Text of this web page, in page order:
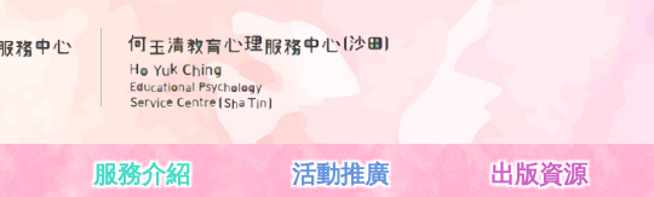
服務介紹 活動推廣 出版資源